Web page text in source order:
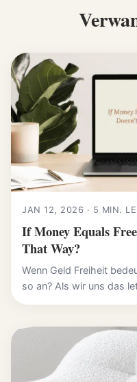
JAN 12, 2026 · 5 MIN.
If Money Equals
That Way?
Wenn Geld Freiheit
so an? Als wir uns das